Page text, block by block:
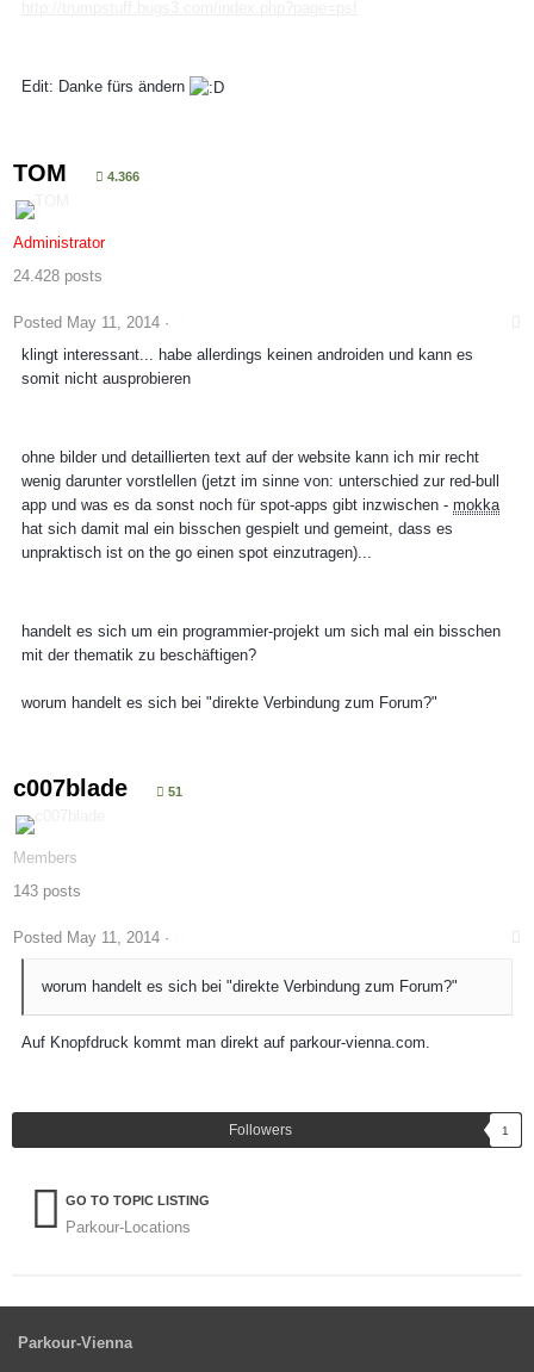
Edit: Danke fürs ändern
TOM 4.366
Administrator
24.428 posts
Posted May 11, 2014 ·
klingt interessant... habe allerdings keinen androiden und kann es
somit nicht ausprobieren
ohne bilder und detaillierten text auf der website kann ich mir recht
wenig darunter vorstlellen (jetzt im sinne von: unterschied zur red-bull
app und was es da sonst noch für spot-apps gibt inzwischen - mokka
hat sich damit mal ein bisschen gespielt und gemeint, dass es
unpraktisch ist on the go einen spot einzutragen)...
handelt es sich um ein programmier-projekt um sich mal ein bisschen
mit der thematik zu beschäftigen?
worum handelt es sich bei "direkte Verbindung zum Forum?"
c007blade 51
Members
143 posts
Posted May 11, 2014 ·
worum handelt es sich bei "direkte Verbindung zum Forum?"
Auf Knopfdruck kommt man direkt auf parkour-vienna.com.
Followers 1
GO TO TOPIC LISTING
Parkour-Locations
Parkour-Vienna